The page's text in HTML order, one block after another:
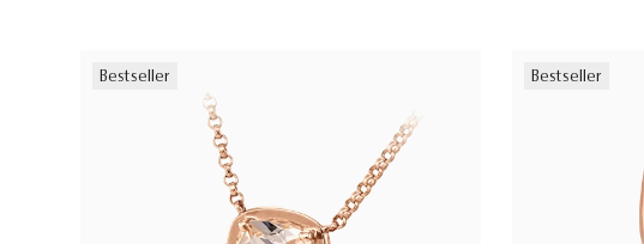
Bestseller Bestseller